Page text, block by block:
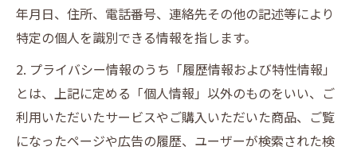
年月日、住所、電話番号、連絡先その他の記述等により
特定の個人を識別できる情報を指します。
2. プライバシー情報のうち「履歴情報および特性情報」
とは、上記に定める「個人情報」以外のものをいい、ご
利用いただいたサービスやご購入いただいた商品、ご覧
になったページや広告の履歴、ユーザーが検索された検